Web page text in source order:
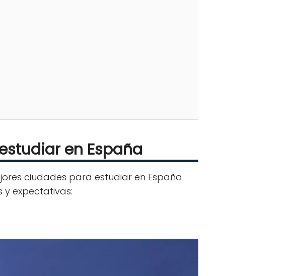
en España
ciudades para estudiar en España
y expectativas: